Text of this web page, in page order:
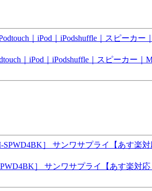
｜iPod｜iPodshuffle｜スピーカー｜
］ サンワサプライ【あす楽対